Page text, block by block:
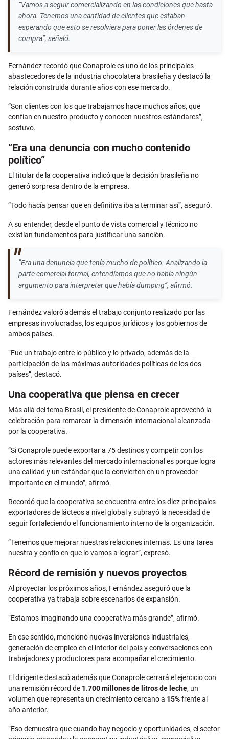
“Vamos a seguir comercializando en las condiciones que hasta
ahora. Tenemos una cantidad de clientes que estaban
esperando que esto se resolviera para poner las órdenes de
compra”, señaló.
Fernández recordó que Conaprole es uno de los principales
abastecedores de la industria chocolatera brasileña y destacó la
relación construida durante años con ese mercado.
“Son clientes con los que trabajamos hace muchos años, que
confían en nuestro producto y conocen nuestros estándares”,
sostuvo.
“Era una denuncia con mucho contenido
político”
El titular de la cooperativa indicó que la decisión brasileña no
generó sorpresa dentro de la empresa.
“Todo hacía pensar que en definitiva iba a terminar así”, aseguró.
A su entender, desde el punto de vista comercial y técnico no
existían fundamentos para justificar una sanción.
“Era una denuncia que tenía mucho de político. Analizando la
parte comercial formal, entendíamos que no había ningún
argumento para interpretar que había dumping”, afirmó.
Fernández valoró además el trabajo conjunto realizado por las
empresas involucradas, los equipos jurídicos y los gobiernos de
ambos países.
“Fue un trabajo entre lo público y lo privado, además de la
participación de las máximas autoridades políticas de los dos
países”, destacó.
Una cooperativa que piensa en crecer
Más allá del tema Brasil, el presidente de Conaprole aprovechó la
celebración para remarcar la dimensión internacional alcanzada
por la cooperativa.
“Si Conaprole puede exportar a 75 destinos y competir con los
actores más relevantes del mercado internacional es porque logra
una calidad y un estándar que la convierten en un proveedor
importante en el mundo”, afirmó.
Recordó que la cooperativa se encuentra entre los diez principales
exportadores de lácteos a nivel global y subrayó la necesidad de
seguir fortaleciendo el funcionamiento interno de la organización.
“Tenemos que mejorar nuestras relaciones internas. Es una tarea
nuestra y confío en que lo vamos a lograr”, expresó.
Récord de remisión y nuevos proyectos
Al proyectar los próximos años, Fernández aseguró que la
cooperativa ya trabaja sobre escenarios de expansión.
“Estamos imaginando una cooperativa más grande”, afirmó.
En ese sentido, mencionó nuevas inversiones industriales,
generación de empleo en el interior del país y conversaciones con
trabajadores y productores para acompañar el crecimiento.
El dirigente destacó además que Conaprole cerrará el ejercicio con
una remisión récord de 1.700 millones de litros de leche, un
volumen que representa un crecimiento cercano a 15%frente al
año anterior.
“Eso demuestra que cuando hay negocio y oportunidades, el sector